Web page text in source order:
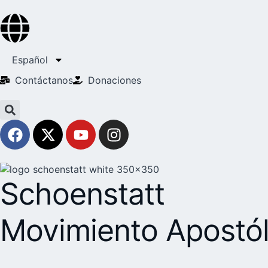
Español
Contáctanos
Donaciones
Schoenstatt
Movimiento